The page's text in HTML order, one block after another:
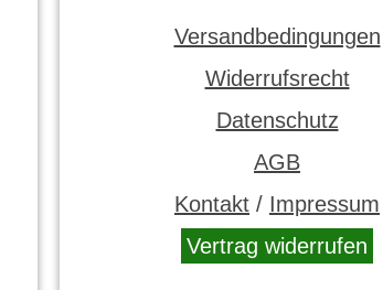
Versandbedingungen
Widerrufsrecht
Datenschutz
AGB
Kontakt / Impressum
Vertrag widerrufen